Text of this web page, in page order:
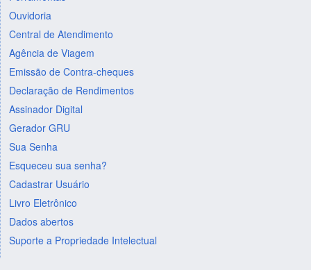
Ouvidoria
Central de Atendimento
Agência de Viagem
Emissão de Contra-cheques
Declaração de Rendimentos
Assinador Digital
Gerador GRU
Sua Senha
Esqueceu sua senha?
Cadastrar Usuário
Livro Eletrônico
Dados abertos
Suporte a Propriedade Intelectual